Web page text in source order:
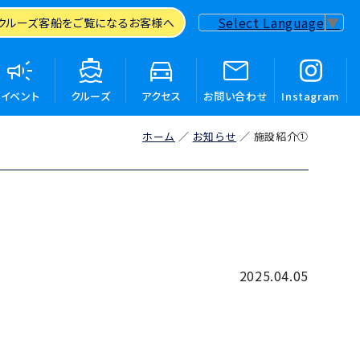
ルーズ客船をご覧になるお客様へ Select Language▼
イベント クルーズ アクセス お問い合わせ Instagram
ホーム お知らせ 施設紹介①
2025.04.05